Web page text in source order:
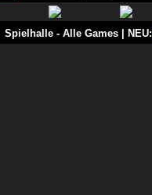
Spielhalle- Alle Games | NEU: